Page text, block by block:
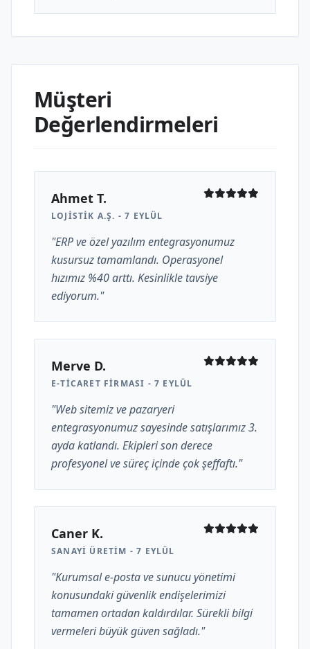
Müşteri
Değerlendirmeleri
Ahmet T.
LOJISTIK A.Ş. - 7 EYLÜL
"ERP ve özel yazılım entegrasyonumuz
kusursuz tamamlandı. Operasyonel
hızımız %40 arttı. Kesinlikle tavsiye
ediyorum."
Merve D.
E-TICARET FIRMASI - 7 EYLÜL
"Web sitemiz ve pazaryeri
entegrasyonumuz sayesinde satışlarımız 3.
ayda katlandı. Ekipleri son derece
profesyonel ve süreç içinde çok şeffaftı."
Caner K.
SANAYI ÜRETIM - 7 EYLÜL
"Kurumsal e-posta ve sunucu yönetimi
konusundaki güvenlik endişelerimizi
tamamen ortadan kaldırdılar. Sürekli bilgi
vermeleri büyük güven sağladı."